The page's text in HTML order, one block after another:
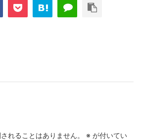
れることはありません。 ※ が付いてい